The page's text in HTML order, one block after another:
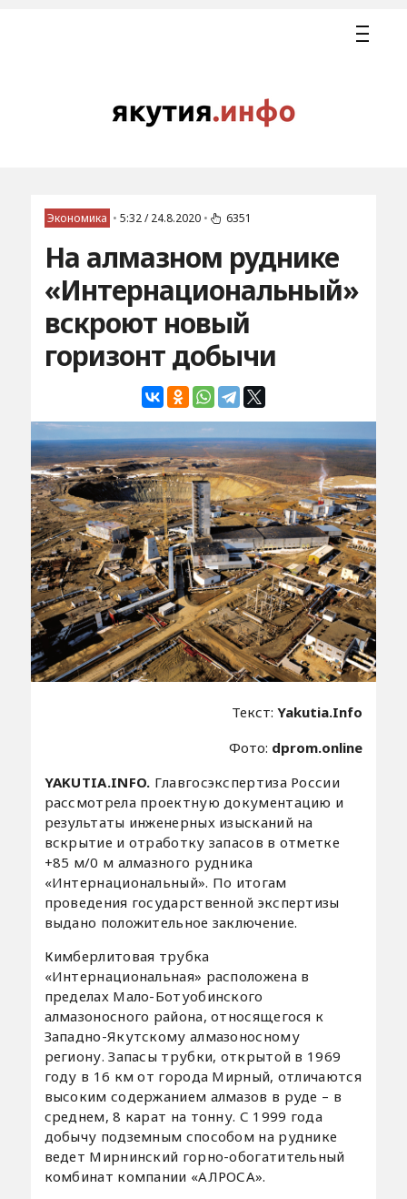
Экономика • 5:32 / 24.8.2020 • 6351
На алмазном руднике
«Интернациональный»
вскроют новый
горизонт добычи
Текст:Yakutia.Info
Фото: dprom.online
YAKUTIA.INFO. Главгосэкспертиза России
рассмотрела проектную документацию и
результаты инженерных изысканий на
вскрытие и отработку запасов в отметке
+85 м/0 м алмазного рудника
«Интернациональный». По итогам
проведения государственной экспертизы
выдано положительное заключение.
Кимберлитовая трубка
«Интернациональная» расположена в
пределах Мало-Ботуобинского
алмазоносного района, относящегося к
Западно-Якутскому алмазоносному
региону. Запасы трубки, открытой в 1969
году в 16 км от города Мирный, отличаются
высоким содержанием алмазов в руде – в
среднем, 8 карат на тонну. С 1999 года
добычу подземным способом на руднике
ведет Мирнинский горно-обогатительный
комбинат компании «АЛРОСА».